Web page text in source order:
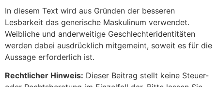
In diesem Text wird aus Gründen der besseren
Lesbarkeit das generische Maskulinum verwendet.
Weibliche und anderweitige Geschlechteridentitäten
werden dabei ausdrücklich mitgemeint, soweit es für die
Aussage erforderlich ist.
Rechtlicher Hinweis: Dieser Beitrag stellt keine Steuer-